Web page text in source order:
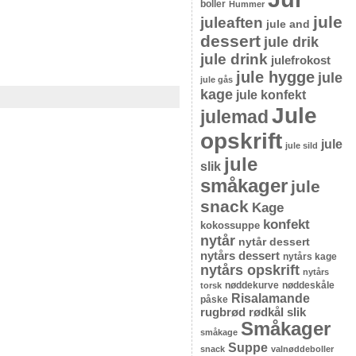
boller Hummer
juleaften jule and jule
dessert jule drik
jule drink julefrokost
jule gås jule hygge jule
kage jule konfekt
julemad Jule
opskrift jule sild jule
slik jule
småkager jule
snack Kage
kokossuppe konfekt
nytår nytår dessert
nytårs dessert nytårs kage
nytårs opskrift nytårs
torsk nøddekurve nøddeskåle
påske Risalamande
rugbrød rødkål slik
småkage Småkager
snack Suppe valnøddeboller